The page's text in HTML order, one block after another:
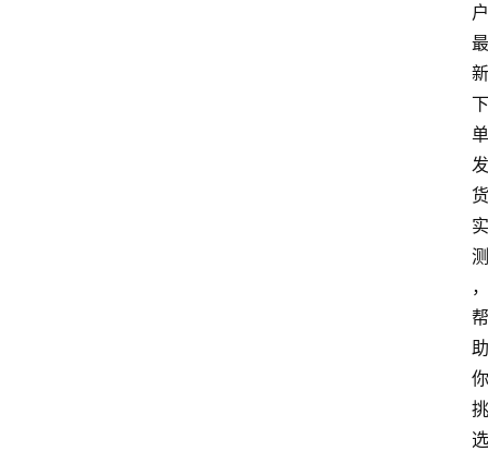
户
最
新
下
单
发
货
实
测
，
帮
助
你
挑
选